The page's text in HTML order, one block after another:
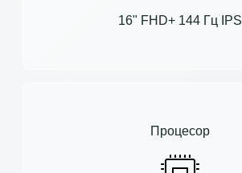
16" FHD+ 144 Гц IPS
Процесор